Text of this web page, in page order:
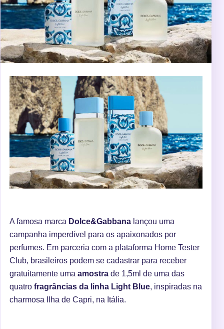
A famosa marca Dolce&Gabbana lançou uma
campanha imperdível para os apaixonados por
perfumes. Em parceria com a plataforma Home Tester
Club, brasileiros podem se cadastrar para receber
gratuitamente uma amostra de 1,5ml de uma das
quatro fragrâncias da linha Light Blue, inspiradas na
charmosa Ilha de Capri, na Itália.